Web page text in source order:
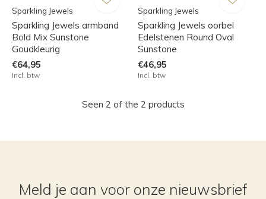
Sparkling Jewels
Sparkling Jewels armband
Bold Mix Sunstone
Goudkleurig
€64,95
Incl. btw
Sparkling Jewels
Sparkling Jewels oorbel
Edelstenen Round Oval
Sunstone
€46,95
Incl. btw
Seen 2 of the 2 products
Meld je aan voor onze nieuwsbrief